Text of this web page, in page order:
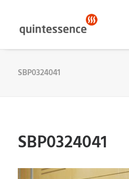
SBP0324041
SBP0324041